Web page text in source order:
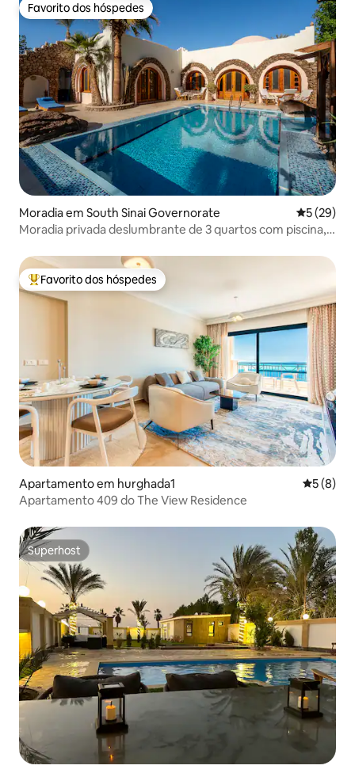
Favorito dos hóspedes
Favorito dos hóspedes
Moradia em South Sinai Governorate
5 (29)
Moradia privada deslumbrante de 3 quartos com piscina,
Favoritos dos hóspedes mais apreciados
Favorito dos hóspedes
Apartamento em hurghada1
5 (8)
Apartamento 409 do The View Residence
Superhost
Superhost